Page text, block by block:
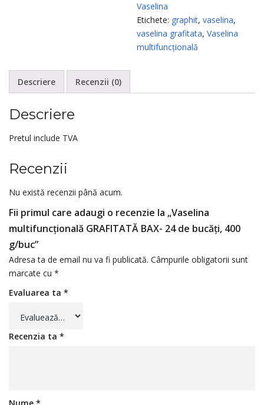
Vaselina
Etichete: graphit,vaselina,
vaselina grafitata,Vaselina
multifuncțională
Descriere Recenzii (0)
Descriere
Pretul include TVA
Recenzii
Nu există recenzii până acum.
Fii primul care adaugi o recenzie la „Vaselina
multifuncțională GRAFITATĂ BAX- 24 de bucăți, 400
g/buc”
Adresa ta de email nu va fi publicată. Câmpurile obligatorii sunt
marcate cu *
Evaluarea ta *
Recenzia ta *
Nume *